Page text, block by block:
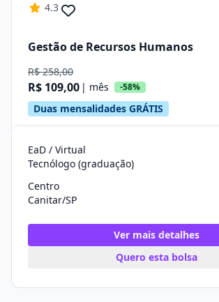
4.3
Gestão de Recursos Humanos
R$ 258,00
R$ 109,00 | mês -58%
Duas mensalidades GRÁTIS
EaD / Virtual
Tecnólogo (graduação)
Centro
Canitar/SP
Ver mais detalhes
Quero esta bolsa